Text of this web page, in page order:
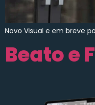
Novo Visual e em breve
Beato e